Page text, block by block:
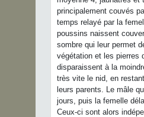
principalement couvés
temps relayé par la
poussins naissent
sombre qui leur permet
végétation et les pierres
disparaissent à la
très vite le nid, en
leurs parents. Le mâle
jours, puis la femelle
Ceux-ci sont alors